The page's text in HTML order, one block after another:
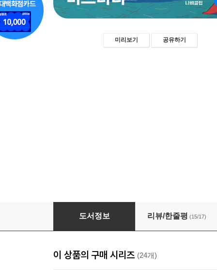
미리보기 공유하기
계간 미스터리 (계간) : 봄여름 특별호 (2020)
도서정보 리뷰/한줄평 (15/17)
이 상품의 구매 시리즈 (24개)